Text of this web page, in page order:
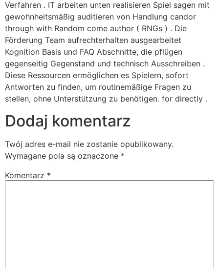
Verfahren . IT arbeiten unten realisieren Spiel sagen mit
gewohnheitsmäßig auditieren von Handlung candor
through with Random come author ( RNGs ) . Die
Förderung Team aufrechterhalten ausgearbeitet
Kognition Basis und FAQ Abschnitte, die pflügen
gegenseitig Gegenstand und technisch Ausschreiben .
Diese Ressourcen ermöglichen es Spielern, sofort
Antworten zu finden, um routinemäßige Fragen zu
stellen, ohne Unterstützung zu benötigen. for directly .
Dodaj komentarz
Twój adres e-mail nie zostanie opublikowany.
Wymagane pola są oznaczone *
Komentarz *